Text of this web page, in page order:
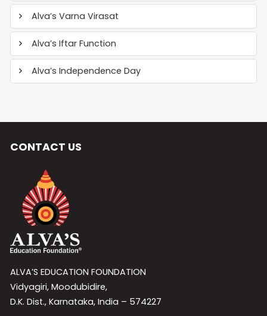
Alva’s Varna Virasat
Alva’s Iftar Function
Alva’s Independence Day
CONTACT US
ALVA’S EDUCATION FOUNDATION
Vidyagiri, Moodubidire,
D.K. Dist., Karnataka, India – 574227